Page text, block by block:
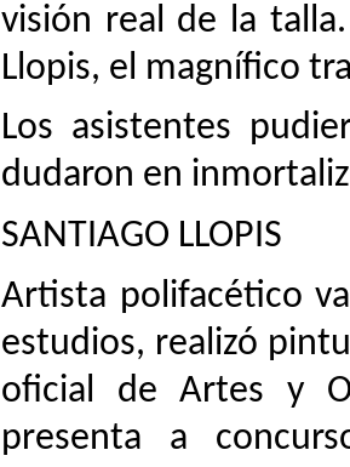
visión real de la
Llopis, el magnífico
Los asistentes
dudaron en
SANTIAGO LLOPIS
Artista polifacético
estudios, realizó
oficial de Artes y
presenta a